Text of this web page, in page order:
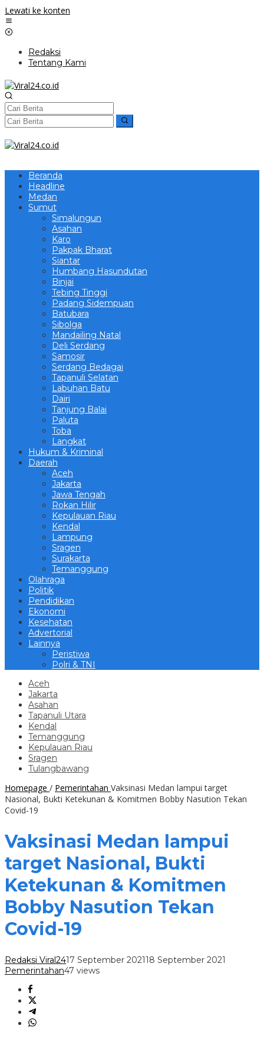
Lewati ke konten
Redaksi
Tentang Kami
Beranda
Headline
Medan
Sumut
Simalungun
Asahan
Karo
Pakpak Bharat
Siantar
Humbang Hasundutan
Binjai
Tebing Tinggi
Padang Sidempuan
Batubara
Sibolga
Mandailing Natal
Deli Serdang
Samosir
Serdang Bedagai
Tapanuli Selatan
Labuhan Batu
Dairi
Tanjung Balai
Paluta
Toba
Langkat
Hukum & Kriminal
Daerah
Aceh
Jakarta
Jawa Tengah
Rokan Hilir
Kepulauan Riau
Kendal
Lampung
Sragen
Surakarta
Temanggung
Olahraga
Politik
Pendidikan
Ekonomi
Kesehatan
Advertorial
Lainnya
Peristiwa
Polri & TNI
Aceh
Jakarta
Asahan
Tapanuli Utara
Kendal
Temanggung
Kepulauan Riau
Sragen
Tulangbawang
Homepage / Pemerintahan Vaksinasi Medan lampui target
Nasional, Bukti Ketekunan & Komitmen Bobby Nasution Tekan
Covid-19
Vaksinasi Medan lampui
target Nasional, Bukti
Ketekunan & Komitmen
Bobby Nasution Tekan
Covid-19
Redaksi Viral2417 September 202118 September 2021
Pemerintahan47 views